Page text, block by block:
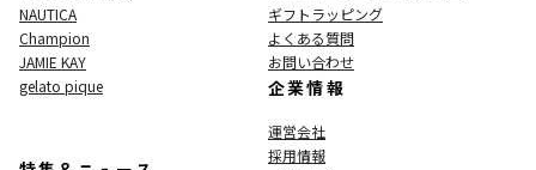
NAUTICA
Champion
JAMIE KAY
gelato pique
ギフトラッピング
よくある質問
お問い合わせ
企業情報
運営会社
採用情報